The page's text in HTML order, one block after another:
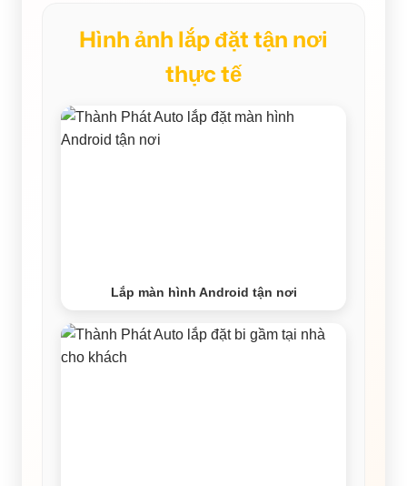
Hình ảnh lắp đặt tận nơi
thực tế
Lắp màn hình Android tận nơi